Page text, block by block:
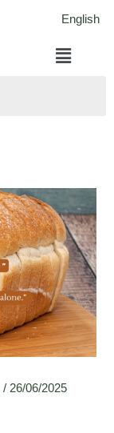
English
菜
单
/ 26/06/2025